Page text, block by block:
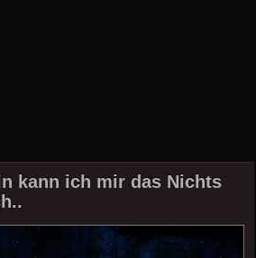
kann ich mir das Nichts